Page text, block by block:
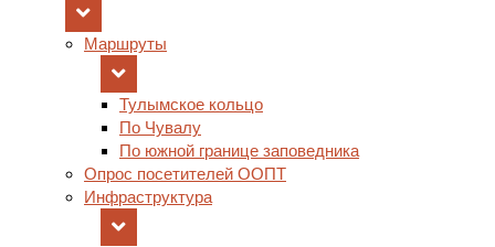
Маршруты
Тулымское кольцо
По Чувалу
По южной границе заповедника
Опрос посетителей ООПТ
Инфраструктура